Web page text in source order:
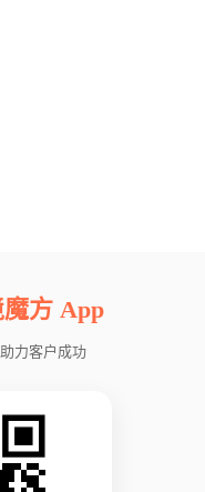
方 App
力客户成功